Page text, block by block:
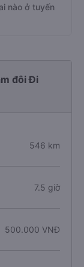
nào ở tuyến
đôi Đi
546 km
7.5 giờ
500.000 VNĐ